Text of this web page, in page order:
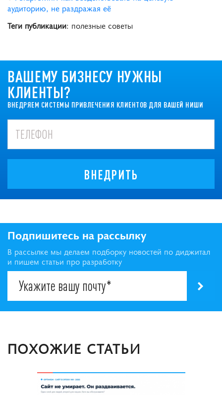
аудиторию, не раздражая её
Теги публикации: полезные советы
ВАШЕМУ БИЗНЕСУ НУЖНЫ
КЛИЕНТЫ?
ВНЕДРЯЕМ СИСТЕМЫ ПРИВЛЕЧЕНИЯ КЛИЕНТОВ ДЛЯ ВАШЕЙ НИШИ
ВНЕДРИТЬ
Подпишитесь на рассылку
В рассылке мы делаем подборку новостей по диджитал
и пишем статьи про разработку
ПОХОЖИЕ СТАТЬИ